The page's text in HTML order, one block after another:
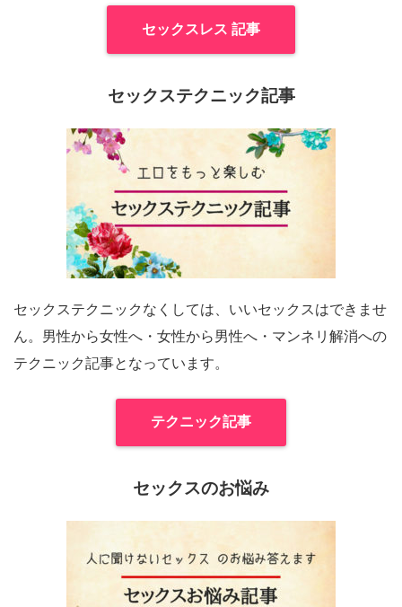
セックスレス 記事
セックステクニック記事
セックステクニックなくしては、いいセックスはできませ
ん。男性から女性へ・女性から男性へ・マンネリ解消への
テクニック記事となっています。
テクニック記事
セックスのお悩み